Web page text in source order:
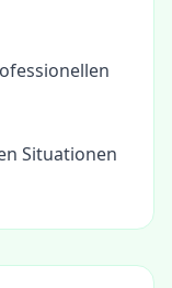
Situationen